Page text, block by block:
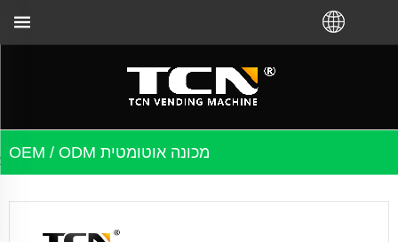
מכונה אוטומטית OEM / ODM